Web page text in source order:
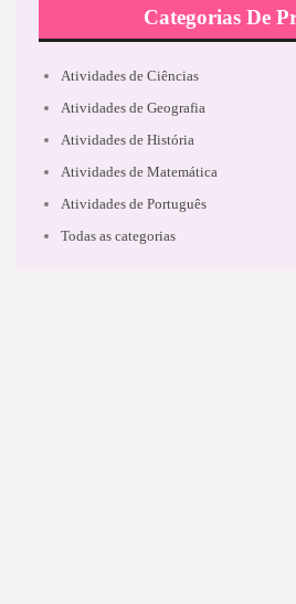
Categorias De
Atividades de Ciências
Atividades de Geografia
Atividades de História
Atividades de Matemática
Atividades de Português
Todas as categorias